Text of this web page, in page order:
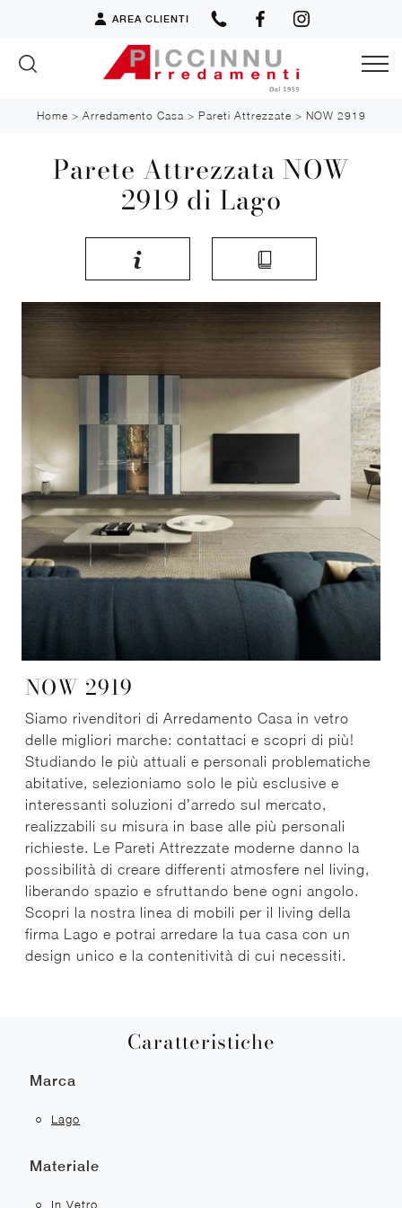
AREA CLIENTI
Home > Arredamento Casa > Pareti Attrezzate > NOW 2919
Parete Attrezzata NOW
2919 di Lago
NOW 2919
Siamo rivenditori di Arredamento Casa in vetro
delle migliori marche: contattaci e scopri di più!
Studiando le più attuali e personali problematiche
abitative, selezioniamo solo le più esclusive e
interessanti soluzioni d’arredo sul mercato,
realizzabili su misura in base alle più personali
richieste. Le Pareti Attrezzate moderne danno la
possibilità di creare differenti atmosfere nel living,
liberando spazio e sfruttando bene ogni angolo.
Scopri la nostra linea di mobili per il living della
firma Lago e potrai arredare la tua casa con un
design unico e la contenitività di cui necessiti.
Caratteristiche
Marca
Lago
Materiale
In Vetro